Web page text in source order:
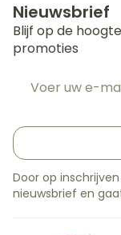
Nieuwsbrief
Blijf op de
promoties
Door op
nieuwsbrief en